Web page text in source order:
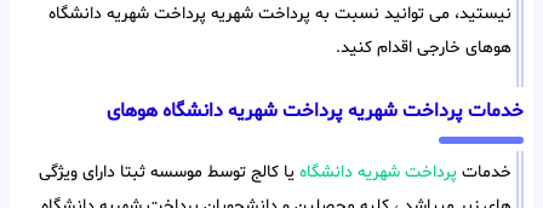
نیستید، می توانید نسبت به پرداخت شهریه پرداخت شهریه دانشگاه
هوهای خارجی اقدام کنید.
خدمات پرداخت شهریه پرداخت شهریه دانشگاه هوهای
خدمات پرداخت شهریه دانشگاه یا کالج توسط موسسه ثبتا دارای ویژگی